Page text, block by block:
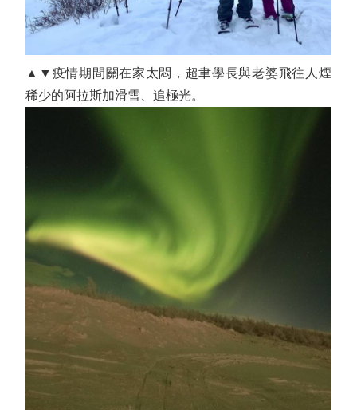
▲▼疫情期間關在家太悶，超聿學長與老婆飛往人煙
稀少的阿拉斯加滑雪、追極光。